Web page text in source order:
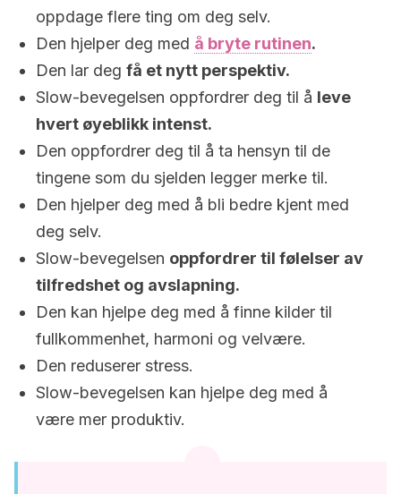
oppdage flere ting om deg selv.
Den hjelper deg med å bryte rutinen.
Den lar deg få et nytt perspektiv.
Slow-bevegelsen oppfordrer deg til å leve
hvert øyeblikk intenst.
Den oppfordrer deg til å ta hensyn til de
tingene som du sjelden legger merke til.
Den hjelper deg med å bli bedre kjent med
deg selv.
Slow-bevegelsen oppfordrer til følelser av
tilfredshet og avslapning.
Den kan hjelpe deg med å finne kilder til
fullkommenhet, harmoni og velvære.
Den reduserer stress.
Slow-bevegelsen kan hjelpe deg med å
være mer produktiv.